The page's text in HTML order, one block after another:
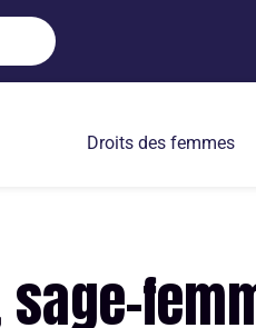
Droits des femmes
sage-